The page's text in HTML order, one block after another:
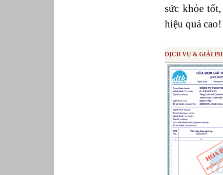
sức khỏe
hiệu quả cao!
DỊCH VỤ & GIẢI